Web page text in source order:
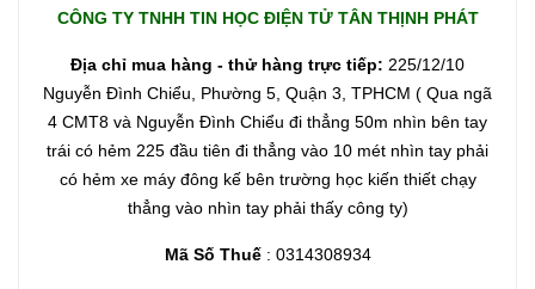
CÔNG TY TNHH TIN HỌC ĐIỆN TỬ TÂN THỊNH PHÁT
Địa chỉ mua hàng - thử hàng trực tiếp: 225/12/10
Nguyễn Đình Chiểu, Phường 5, Quận 3, TPHCM ( Qua ngã
4 CMT8 và Nguyễn Đình Chiểu đi thẳng 50m nhìn bên tay
trái có hẻm 225 đầu tiên đi thẳng vào 10 mét nhìn tay phải
có hẻm xe máy đông kế bên trường học kiến thiết chạy
thẳng vào nhìn tay phải thấy công ty)
Mã Số Thuế: 0314308934